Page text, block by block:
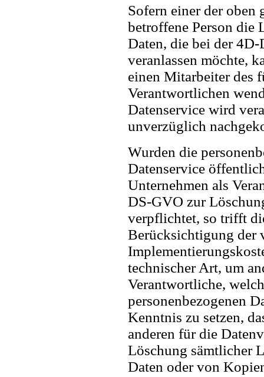
Sofern einer der oben
betroffene Person die
Daten, die bei der 4D-
veranlassen möchte,
einen Mitarbeiter des
Verantwortlichen
Datenservice wird
unverzüglich
Wurden die
Datenservice
Unternehmen als
DS-GVO zur
verpflichtet, so trifft
Berücksichtigung der
technischer Art, um
Verantwortliche,
personenbezogenen
Kenntnis zu setzen,
anderen für die
Löschung sämtlicher
Daten oder von